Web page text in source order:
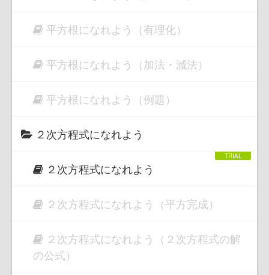
平方根になれよう（有理化）
平方根になれよう（加法・減法）
平方根になれよう（例題）
２次方程式になれよう
２次方程式になれよう
２次方程式になれよう（平方完成）
２次方程式になれよう（２次方程式の解
の公式）